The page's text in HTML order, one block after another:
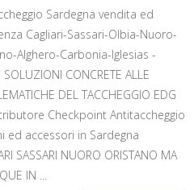
Sardegna vendita ed
Cagliari-Sassari-Olbia-Nuoro-
Alghero-Carbonia-Iglesias -
CONCRETE ALLE
DEL TACCHEGGIO EDG
Checkpoint Antitaccheggio
ed accessori in Sardegna
SASSARI NUORO ORISTANO MA
IN ...